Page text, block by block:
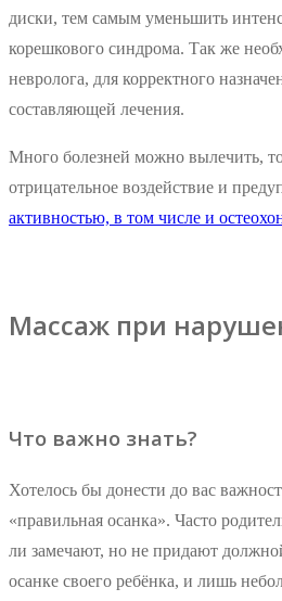
диски, тем самым уменьшить
корешкового синдрома. Так же
невролога, для корректного
составляющей лечения.
Много болезней можно вылечить,
отрицательное воздействие и
активностью, в том числе и
Массаж при
Что важно знать?
Хотелось бы донести до вас
«правильная осанка». Часто
ли замечают, но не придают
осанке своего ребёнка, и лишь